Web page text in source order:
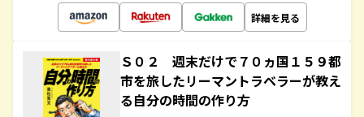
詳細を見る
Ｓ０２ 週末だけで７０ヵ国１５９都
市を旅したリーマントラベラーが教え
る自分の時間の作り方